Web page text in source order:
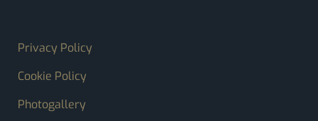
FOOTER MENU
Privacy Policy
Cookie Policy
Photogallery